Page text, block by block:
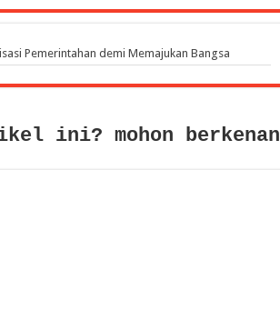
Pemerintahan demi Memajukan Bangsa
ini? mohon berkenan